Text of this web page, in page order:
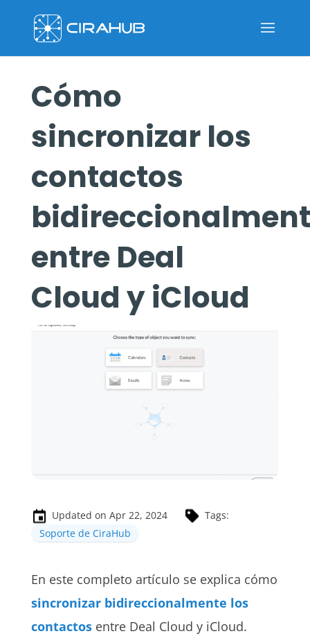
Cómo
sincronizar los
contactos
entre Deal
Cloud y iCloud
Updated on Apr 22, 2024
Tags:
Soporte de CiraHub
En este completo artículo se explica cómo
sincronizar bidireccionalmente los
contactos entre Deal Cloud y iCloud.